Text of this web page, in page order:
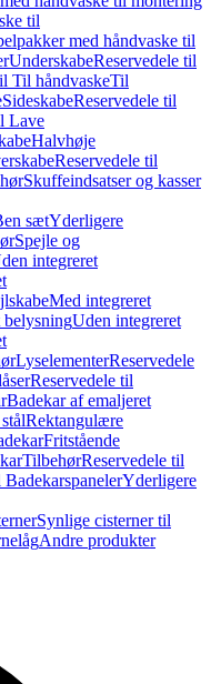
til
med håndvaske til
UnderskabeReservedele til
Til håndvaskeTil
SideskabeReservedele til
Lave
Halvhøje
Reservedele til
Skuffeindsatser og kasser
sætYderligere
Spejle og
integreret
Med integreret
belysningUden integreret
LyselementerReservedele
Reservedele til
Badekar af emaljeret
Rektangulære
Fritstående
TilbehørReservedele til
Yderligere
Synlige cisterner til
Andre produkter